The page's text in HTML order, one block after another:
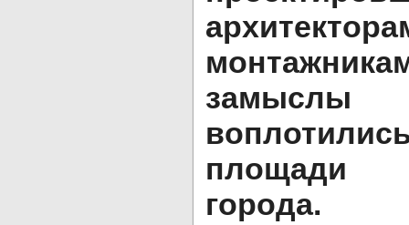
площади
города.